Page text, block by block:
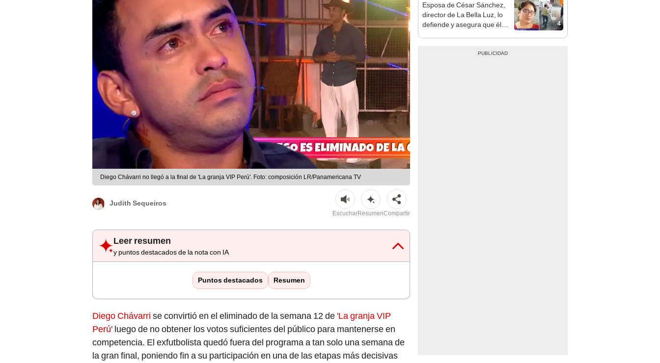
Diego Chávarri no llegó a la final de 'La granja VIP Perú'. Foto: composición LR/Panamericana TV
Judith Sequeiros
EscucharResumenCompartir
Leer resumen
y puntos destacados de la nota con IA
Puntos destacados Resumen
Diego Chávarri se convirtió en el eliminado de la semana 12 de 'La granja VIP
Perú' luego de no obtener los votos suficientes del público para mantenerse en
competencia. El exfutbolista quedó fuera del programa a tan solo una semana de
la gran final, poniendo fin a su participación en una de las etapas más decisivas
Sánchez
4
Esposa de César Sánchez,
director de La Bella Luz, lo
defiende y asegura que él